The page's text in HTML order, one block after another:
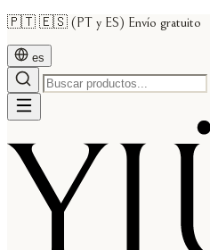
🇵🇹 🇪🇸 (PT y ES) Envío gratuito
es